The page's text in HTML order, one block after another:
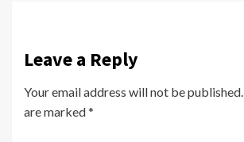
Leave a Reply
Your email address will not be published.
are marked*